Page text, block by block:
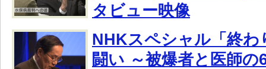
タビュー映像
NHKスペシャル「終わ
闘い ～被爆者と医師の